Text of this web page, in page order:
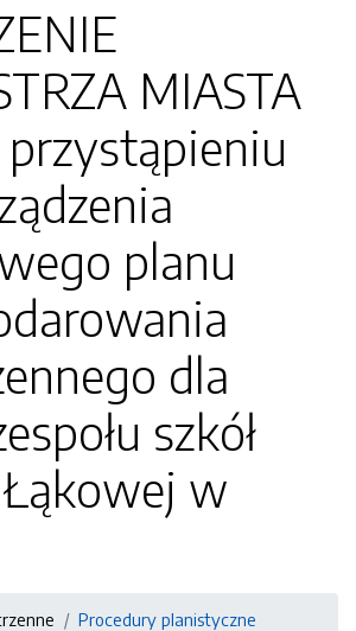
MIASTA
przystąpieniu
planu
dla
szkół
w
Procedury planistyczne